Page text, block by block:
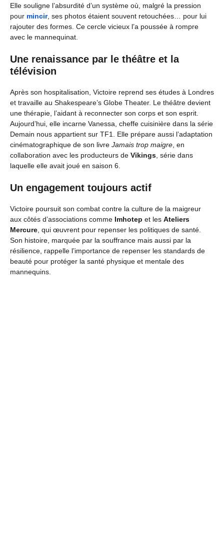
Elle souligne l’absurdité d’un système où, malgré la pression
pour mincir, ses photos étaient souvent retouchées… pour lui
rajouter des formes. Ce cercle vicieux l’a poussée à rompre
avec le mannequinat.
Une renaissance par le théâtre et la
télévision
Après son hospitalisation, Victoire reprend ses études à Londres
et travaille au Shakespeare’s Globe Theater. Le théâtre devient
une thérapie, l’aidant à reconnecter son corps et son esprit.
Aujourd’hui, elle incarne Vanessa, cheffe cuisinière dans la série
Demain nous appartient sur TF1. Elle prépare aussi l’adaptation
cinématographique de son livre Jamais trop maigre , en
collaboration avec les producteurs de Vikings , série dans
laquelle elle avait joué en saison 6.
Un engagement toujours actif
Victoire poursuit son combat contre la culture de la maigreur
aux côtés d’associations comme Imhotep et les Ateliers
Mercure , qui œuvrent pour repenser les politiques de santé.
Son histoire, marquée par la souffrance mais aussi par la
résilience, rappelle l’importance de repenser les standards de
beauté pour protéger la santé physique et mentale des
mannequins.